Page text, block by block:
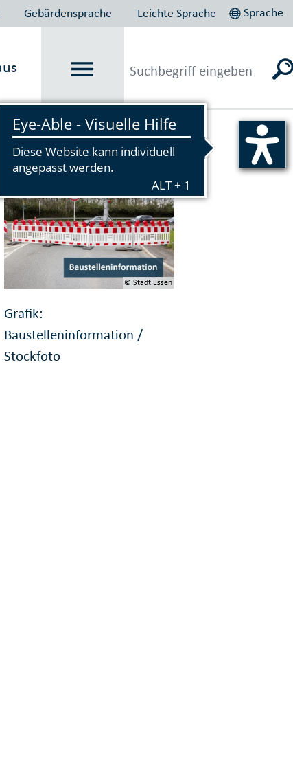
Gebärdensprache Leichte Sprache Sprache
Vorlesen
© Stadt Essen
Grafik:
Baustelleninformation /
Stockfoto